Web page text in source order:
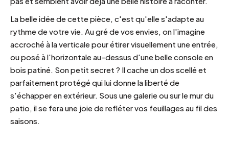
La belle idée de cette pièce, c'est qu'elle s'adapte au
rythme de votre vie. Au gré de vos envies, on l'imagine
accroché à la verticale pour étirer visuellement une entrée,
ou posé à l'horizontale au-dessus d'une belle console en
bois patiné. Son petit secret ? Il cache un dos scellé et
parfaitement protégé qui lui donne la liberté de
s'échapper en extérieur. Sous une galerie ou sur le mur du
patio, il se fera une joie de refléter vos feuillages au fil des
saisons.